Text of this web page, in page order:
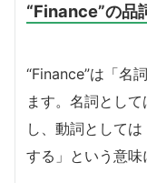
“Finance”の品
“Finance”は「名
ます。名詞とし
し、動詞として
する」という意味